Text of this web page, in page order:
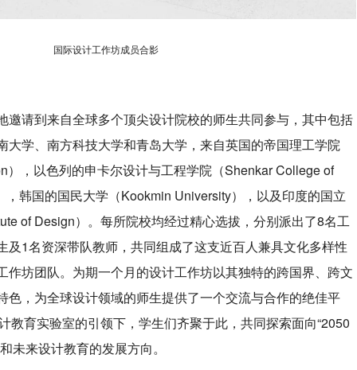
国际设计工作坊成员合影
邀请到来自全球多个顶尖设计院校的师生共同参与，其中包括
大学、南方科技大学和青岛大学，来自英国的帝国理工学院
），以色列的申卡尔设计与工程学院（Shenkar College of
韩国的国民大学（Kookmin University），以及印度的国立
of Design）。每所院校均经过精心选拔，分别派出了8名工
及1名资深带队教师，共同组成了这支近百人兼具文化多样性
作坊团队。为期一个月的设计工作坊以其独特的跨国界、跨文
色，为全球设计领域的师生提供了一个交流与合作的绝佳平
教育实验室的引领下，学生们齐聚于此，共同探索面向“2050
未来设计教育的发展方向。